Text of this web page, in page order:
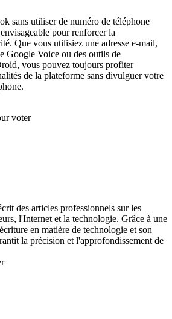
sans utiliser de numéro de téléphone
pour renforcer la
Que vous utilisiez une adresse e-mail,
Google Voice ou des outils de
vous pouvez toujours profiter
de la plateforme sans divulguer votre
voter
des articles professionnels sur les
l'Internet et la technologie. Grâce à une
en matière de technologie et son
la précision et l'approfondissement de